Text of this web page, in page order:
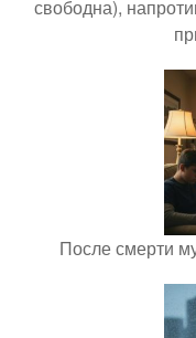
свободна),
После смерти